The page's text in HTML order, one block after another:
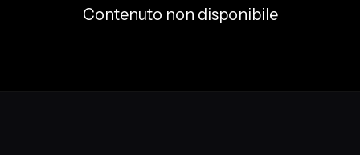
Contenuto non disponibile